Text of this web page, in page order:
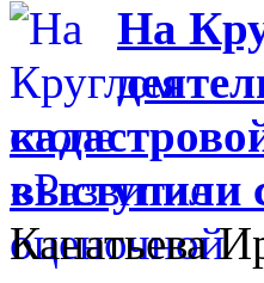
На
выступили
Канатьева